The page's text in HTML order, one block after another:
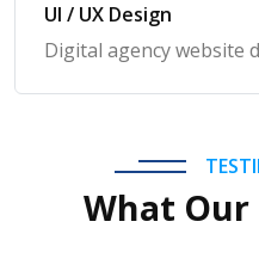
UI / UX Design
Digital agency website
What Our